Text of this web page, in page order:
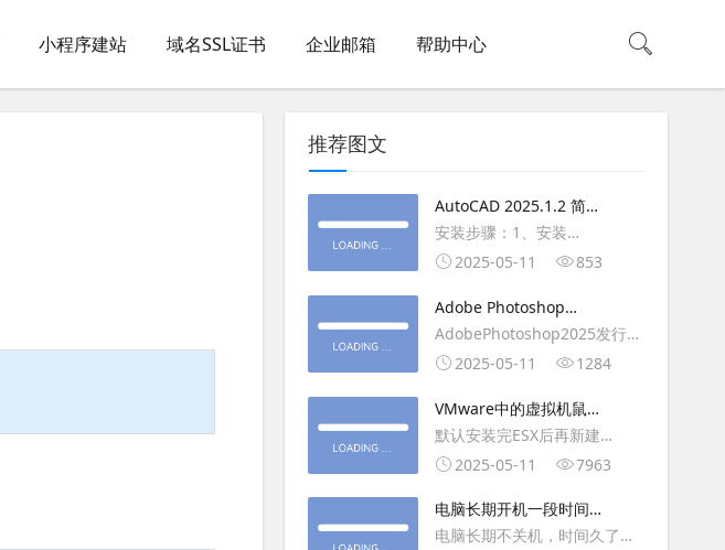
小程序建站 域名SSL证书 企业邮箱 帮助中心
推荐图文
AutoCAD 2025.1.2 简体
中文版（64位）破解版下
载
安装步骤：1、安装
AutoCAD_2025.1.2_Update3、
复制Crack里面的文件到
AutoCAD安装目录里，覆盖同
名文件4、完最低
2025-05-11 853
Adobe Photoshop
2025（v26.6.1）多语言
破解版下载
AdobePhotoshop2025发行
年：2025版本：26.6.1.7开发
平台：WindowsX64界面语
言：英语/匈牙利/匈牙利/越南/
荷兰/印尼/西班牙/西班牙语/意
大利
2025-05-11 1284
VMware中的虚拟机鼠标
移动缓慢,VMware虚拟机
卡顿慢,鼠标移动卡顿问题
默认安装完ESX后再新建
WINDOWS虚拟主机，如
操作虚拟主机，鼠标会非常
钝，这是因为虚拟机没有鼠标
2025-05-11 7963
电脑长期开机一段时间就
卡顿怎么处理
电脑长期不关机，时间久了就